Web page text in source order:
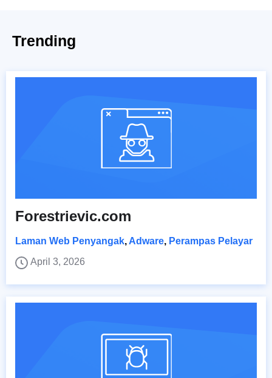
Trending
Forestrievic.com
Laman Web Penyangak, Adware, Perampas Pelayar
April 3, 2026